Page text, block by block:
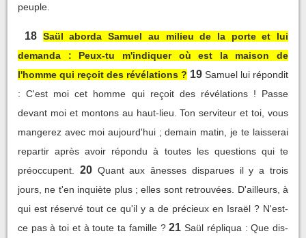
peuple.
18 Saül aborda Samuel au milieu de la porte et lui
demanda : Peux-tu m'indiquer où est la maison de
l'homme qui reçoit des révélations ? 19 Samuel lui répondit
: C'est moi cet homme qui reçoit des révélations ! Passe
devant moi et montons au haut-lieu. Ton serviteur et toi, vous
mangerez avec moi aujourd'hui ; demain matin, je te laisserai
repartir après avoir répondu à toutes les questions qui te
préoccupent.
20 Quant aux ânesses disparues il y a trois
jours, ne t'en inquiète plus ; elles sont retrouvées. D'ailleurs, à
qui est réservé tout ce qu'il y a de précieux en Israël ? N'est-
ce pas à toi et à toute ta famille ? 21 Saül répliqua : Que dis-